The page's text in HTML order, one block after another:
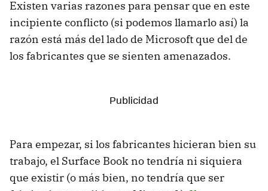
Existen varias razones para pensar que en este
incipiente conflicto (si podemos llamarlo así) la
razón está más del lado de Microsoft que del de
los fabricantes que se sienten amenazados.
Para empezar, si los fabricantes hicieran bien su
trabajo, el Surface Book no tendría ni siquiera
que existir (o más bien, no tendría que ser